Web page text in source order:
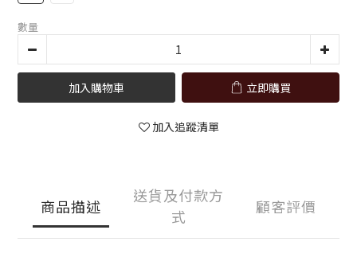
數量
加入購物車 立即購買
加入追蹤清單
商品描述
送貨及付款方
式
顧客評價